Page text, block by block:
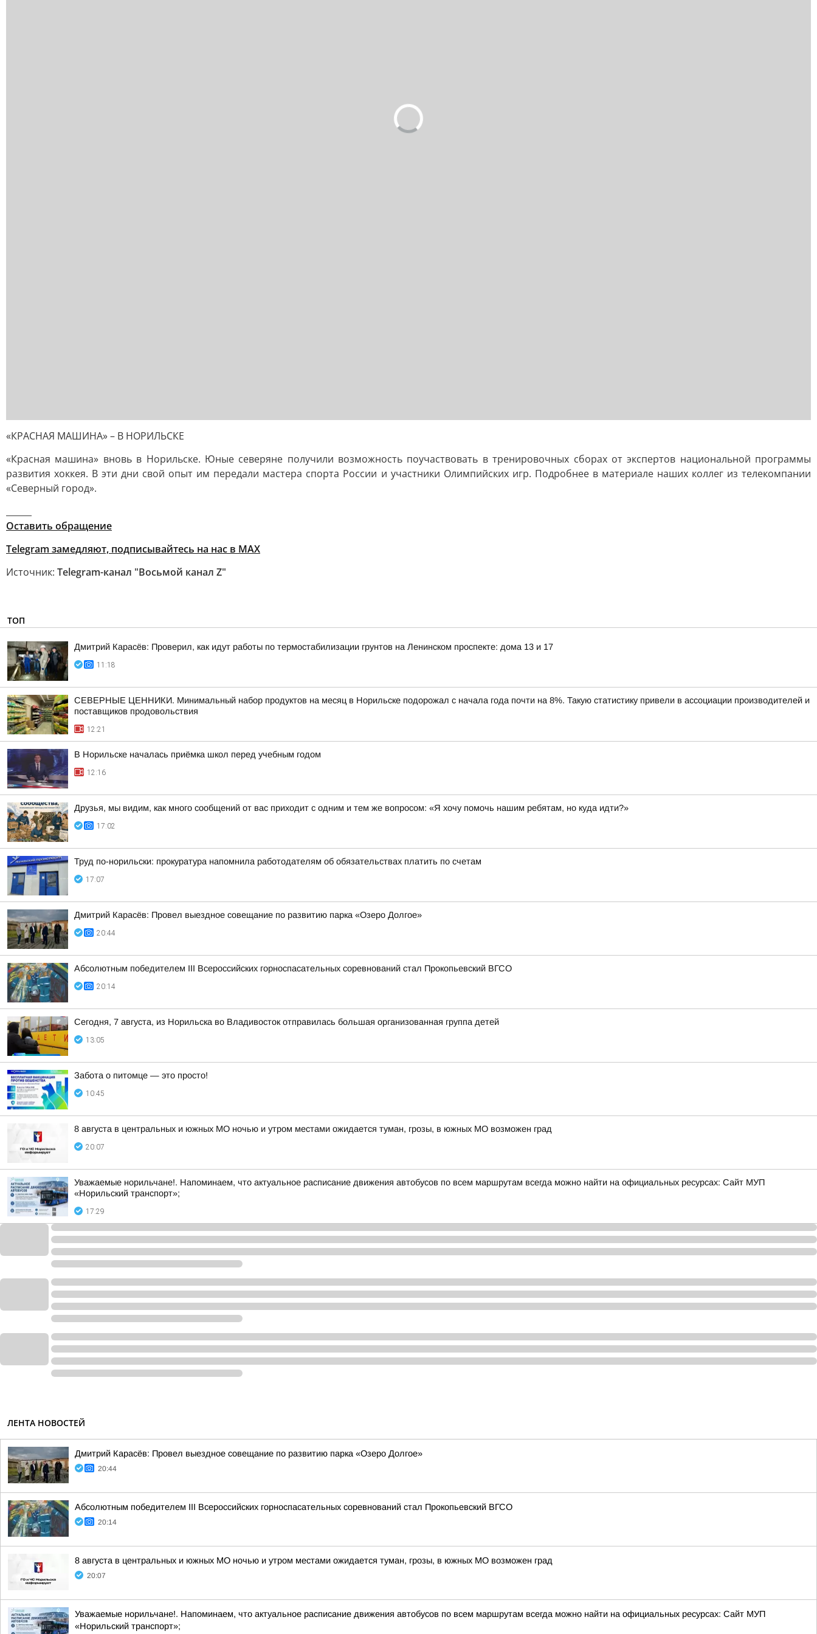
«КРАСНАЯ МАШИНА» – В НОРИЛЬСКЕ
«Красная машина» вновь в Норильске. Юные северяне получили возможность поучаствовать в тренировочных сборах от экспертов национальной программы
развития хоккея. В эти дни свой опыт им передали мастера спорта России и участники Олимпийских игр. Подробнее в материале наших коллег из телекомпании
«Северный город».
Оставить обращение
Telegram замедляют, подписывайтесь на нас в MAX
Источник: Telegram-канал "Восьмой канал Z"
ТОП
Дмитрий Карасёв: Проверил, как идут работы по термостабилизации грунтов на Ленинском проспекте: дома 13 и 17
11:18
СЕВЕРНЫЕ ЦЕННИКИ. Минимальный набор продуктов на месяц в Норильске подорожал с начала года почти на 8%. Такую статистику привели в ассоциации производителей и
поставщиков продовольствия
12:21
В Норильске началась приёмка школ перед учебным годом
12:16
Друзья, мы видим, как много сообщений от вас приходит с одним и тем же вопросом: «Я хочу помочь нашим ребятам, но куда идти?»
17:02
Труд по-норильски: прокуратура напомнила работодателям об обязательствах платить по счетам
17:07
Дмитрий Карасёв: Провел выездное совещание по развитию парка «Озеро Долгое»
20:44
Абсолютным победителем III Всероссийских горноспасательных соревнований стал Прокопьевский ВГСО
20:14
Сегодня, 7 августа, из Норильска во Владивосток отправилась большая организованная группа детей
13:05
Забота о питомце — это просто!
10:45
8 августа в центральных и южных МО ночью и утром местами ожидается туман, грозы, в южных МО возможен град
20:07
Уважаемые норильчане!. Напоминаем, что актуальное расписание движения автобусов по всем маршрутам всегда можно найти на официальных ресурсах: Сайт МУП
«Норильский транспорт»;
17:29
ЛЕНТА НОВОСТЕЙ
Дмитрий Карасёв: Провел выездное совещание по развитию парка «Озеро Долгое»
20:44
Абсолютным победителем III Всероссийских горноспасательных соревнований стал Прокопьевский ВГСО
20:14
8 августа в центральных и южных МО ночью и утром местами ожидается туман, грозы, в южных МО возможен град
20:07
Уважаемые норильчане!. Напоминаем, что актуальное расписание движения автобусов по всем маршрутам всегда можно найти на официальных ресурсах: Сайт МУП
«Норильский транспорт»;